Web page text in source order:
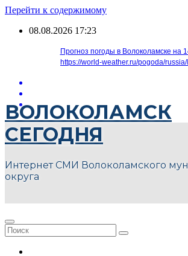
Перейти к содержимому
08.08.2026 17:23
Прогноз погоды в Волоколамске на
https://world-weather.ru/pogoda/
ВОЛОКОЛАМСК
СЕГОДНЯ
Интернет СМИ Волоколамского
округа